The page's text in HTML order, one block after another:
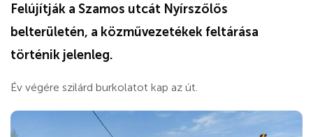
Felújítják a Szamos utcát Nyírszőlős
belterületén, a közművezetékek feltárása
történik jelenleg.
Év végére szilárd burkolatot kap az út.